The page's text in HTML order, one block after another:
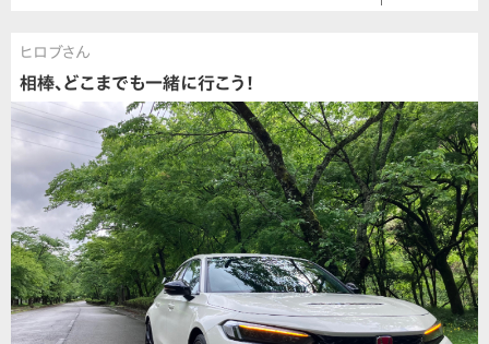
ヒロブさん
相棒、どこまでも一緒に行こう！